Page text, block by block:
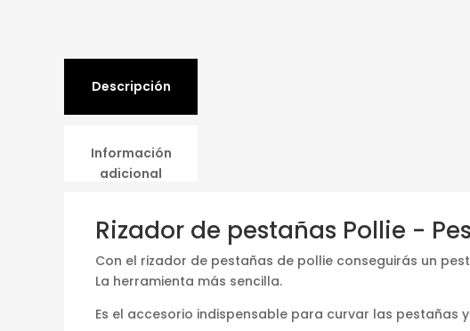
Descripción
Información
adicional
Rizador de pestañas Pollie -
Con el rizador de pestañas de pollie conseguirás un
La herramienta más sencilla.
Es el accesorio indispensable para curvar las pestañas